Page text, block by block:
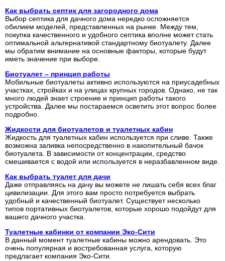
Как выбрать септик для загородного дома
Выбор септика для дачного дома нередко осложняется
обилием моделей, представленных на рынке. Между тем,
покупка качественного и удобного септика вполне может стать
оптимальной альтернативой стандартному биотуалету. Далее
мы обратим внимание на основные факторы, которые будут
иметь значение при выборе.
Биотуалет – принцип работы
Мобильные биотуалеты активно используются на приусадебных
участках, стройках и на улицах крупных городов. Однако, не так
много людей знает строение и принцип работы такого
устройства. Далее мы постараемся осветить этот вопрос более
подробно.
Жидкости для биотуалетов и туалетных кабин
Жидкость для туалетных кабин используется при сливе. Также
возможна заливка непосредственно в накопительный бачок
биотуалета. В зависимости от концентрации, средство
смешивается с водой или используется в неразбавленном виде.
Как выбрать туалет для дачи
Даже отправляясь на дачу вы можете не лишать себя всех благ
цивилизации. Для этого вам просто потребуется выбрать
удобный и качественный биотуалет. Существует несколько
типов портативных биотуалетов, которые хорошо подойдут для
вашего дачного участка.
Туалетные кабинки от компании Эко-Сити
В данный момент туалетные кабины можно арендовать. Это
очень популярная и востребованная услуга, которую
предлагает компания Эко-Сити.